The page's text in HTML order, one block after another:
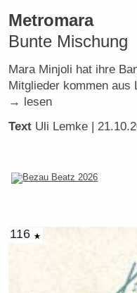
Metromara
Bunte Mischung
Mara Minjoli hat ihre
Mitglieder kommen
→ lesen
Text Uli Lemke |
116